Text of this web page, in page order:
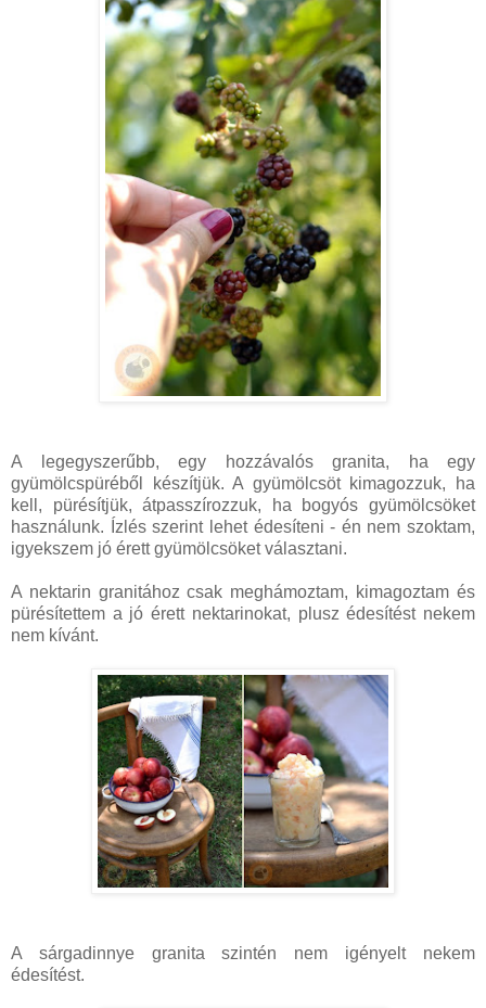
A legegyszerűbb, egy hozzávalós granita, ha egy
gyümölcspüréből készítjük. A gyümölcsöt kimagozzuk, ha
kell, pürésítjük, átpasszírozzuk, ha bogyós gyümölcsöket
használunk. Ízlés szerint lehet édesíteni - én nem szoktam,
igyekszem jó érett gyümölcsöket választani.
A nektarin granitához csak meghámoztam, kimagoztam és
pürésítettem a jó érett nektarinokat, plusz édesítést nekem
nem kívánt.
A sárgadinnye granita szintén nem igényelt nekem
édesítést.